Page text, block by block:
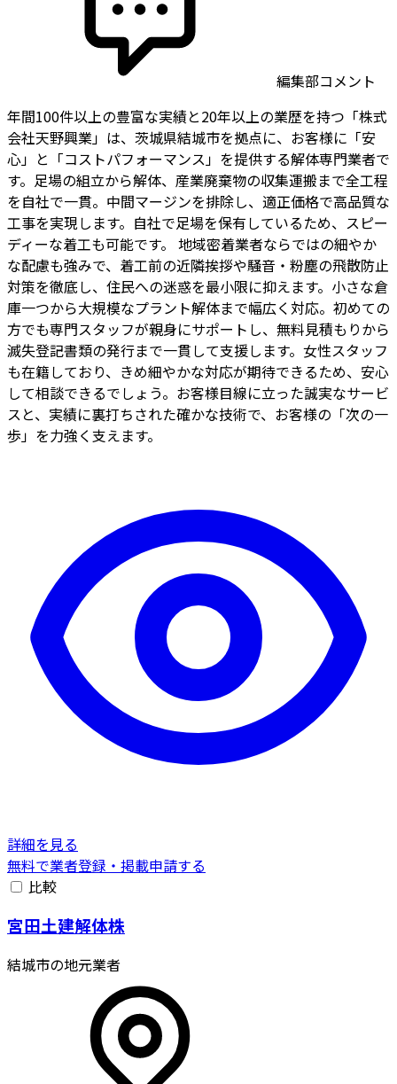
編集部コメント
年間100件以上の豊富な実績と20年以上の業歴を持つ「株式
会社天野興業」は、茨城県結城市を拠点に、お客様に「安
心」と「コストパフォーマンス」を提供する解体専門業者で
す。足場の組立から解体、産業廃棄物の収集運搬まで全工程
を自社で一貫。中間マージンを排除し、適正価格で高品質な
工事を実現します。自社で足場を保有しているため、スピー
ディーな着工も可能です。 地域密着業者ならではの細やか
な配慮も強みで、着工前の近隣挨拶や騒音・粉塵の飛散防止
対策を徹底し、住民への迷惑を最小限に抑えます。小さな倉
庫一つから大規模なプラント解体まで幅広く対応。初めての
方でも専門スタッフが親身にサポートし、無料見積もりから
滅失登記書類の発行まで一貫して支援します。女性スタッフ
も在籍しており、きめ細やかな対応が期待できるため、安心
して相談できるでしょう。お客様目線に立った誠実なサービ
スと、実績に裏打ちされた確かな技術で、お客様の「次の一
歩」を力強く支えます。
詳細を見る
無料で業者登録・掲載申請する
比較
宮田土建解体株
結城市の地元業者